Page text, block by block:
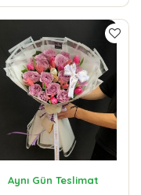
Aynı Gün Teslimat